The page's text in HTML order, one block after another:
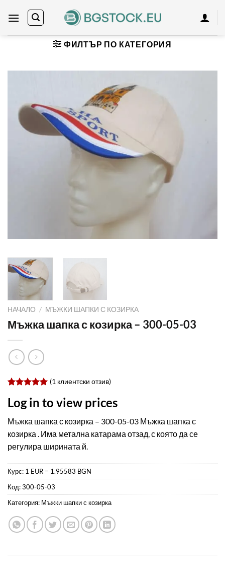
ФИЛТЪР ПО КАТЕГОРИЯ
НАЧАЛО / МЪЖКИ ШАПКИ С КОЗИРКА
Мъжка шапка с козирка – 300-05-03
5.00от 5,
базирано
на
потребителски
оценки
(1 клиентски отзив)
Log in to view prices
Мъжка шапка с козирка – 300-05-03 Мъжка шапка с
козирка . Има метална катарама отзад, с която да се
регулира ширината й.
Курс: 1 EUR = 1.95583 BGN
Код:300-05-03
Категория: Мъжки шапки с козирка